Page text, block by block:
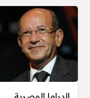
الدراما المصرية